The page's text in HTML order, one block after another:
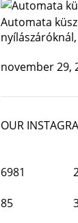
Automata
november 29,
OUR
6981
85